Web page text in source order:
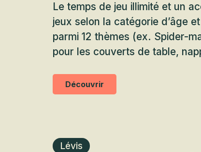
Le temps de jeu illimité et un
jeux selon la catégorie d’âge
parmi 12 thèmes (ex. Spider-
pour les couverts de table,
Découvrir
Lévis